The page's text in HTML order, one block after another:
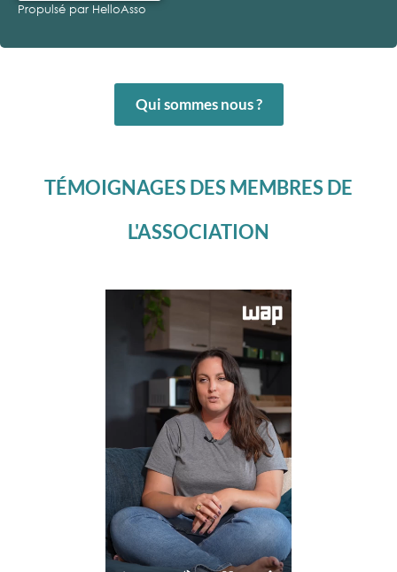
Propulsé par HelloAsso
Qui sommes nous ?
TÉMOIGNAGES DES MEMBRES DE
L'ASSOCIATION